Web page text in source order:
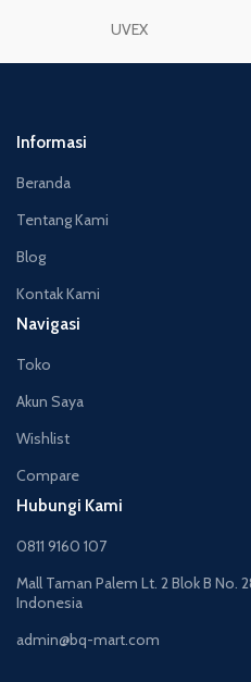
UVEX
Informasi
Beranda
Tentang Kami
Blog
Kontak Kami
Navigasi
Toko
Akun Saya
Wishlist
Compare
Hubungi Kami
0811 9160 107
Mall Taman Palem Lt. 2 Blok B No.
Indonesia
admin@bq-mart.com